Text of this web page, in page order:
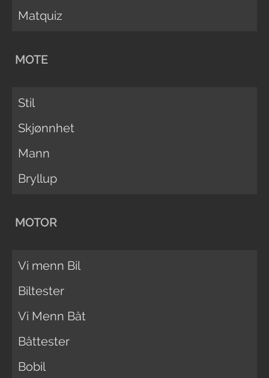
Matquiz
MOTE
Stil
Skjønnhet
Mann
Bryllup
MOTOR
Vi menn Bil
Biltester
Vi Menn Båt
Båttester
Bobil